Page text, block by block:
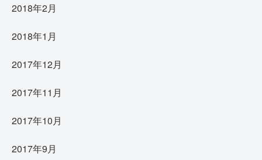
2018年2月
2018年1月
2017年12月
2017年11月
2017年10月
2017年9月